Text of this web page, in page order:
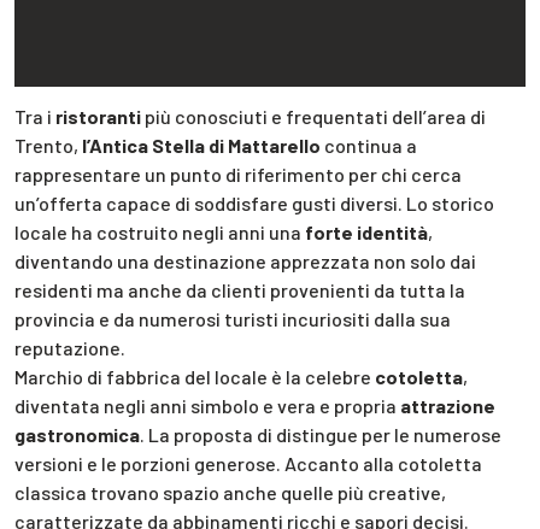
Tra i ristoranti più conosciuti e frequentati dell’area di
Trento, l’Antica Stella di Mattarello continua a
rappresentare un punto di riferimento per chi cerca
un’offerta capace di soddisfare gusti diversi. Lo storico
locale ha costruito negli anni una forte identità,
diventando una destinazione apprezzata non solo dai
residenti ma anche da clienti provenienti da tutta la
provincia e da numerosi turisti incuriositi dalla sua
reputazione.
Marchio di fabbrica del locale è la celebre cotoletta,
diventata negli anni simbolo e vera e propria attrazione
gastronomica . La proposta di distingue per le numerose
versioni e le porzioni generose. Accanto alla cotoletta
classica trovano spazio anche quelle più creative,
caratterizzate da abbinamenti ricchi e sapori decisi.